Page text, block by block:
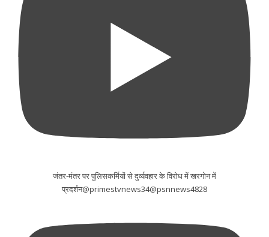
जंतर-मंतर पर पुलिसकर्मियों से दुर्व्यवहार के विरोध में खरगोन में
प्रदर्शन@primestvnews34@psnnews4828